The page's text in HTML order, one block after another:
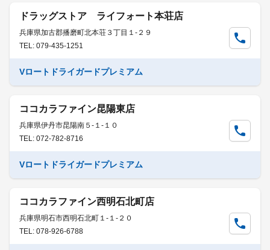
ドラッグストア ライフォート本荘店
兵庫県加古郡播磨町北本荘３丁目１-２９
TEL: 079-435-1251
Vロートドライガードプレミアム
ココカラファイン昆陽東店
兵庫県伊丹市昆陽南５-１-１０
TEL: 072-782-8716
Vロートドライガードプレミアム
ココカラファイン西明石北町店
兵庫県明石市西明石北町１-１-２０
TEL: 078-926-6788